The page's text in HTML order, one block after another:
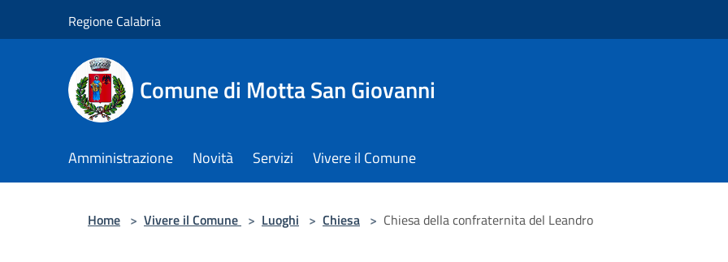
Regione Calabria
Comune di Motta San Giovanni
Amministrazione Novità Servizi Vivere il Comune
Home > Vivere il Comune > Luoghi > Chiesa > Chiesa della confraternita del Leandro